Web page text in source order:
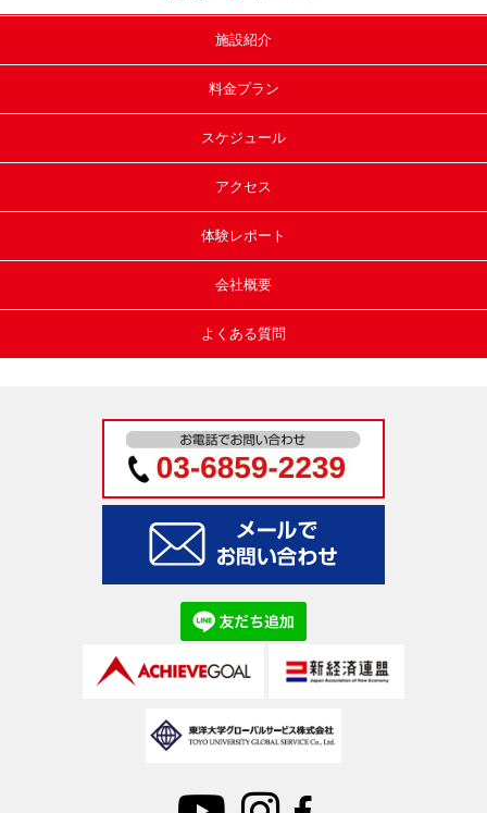
施設紹介
料金プラン
スケジュール
アクセス
体験レポート
会社概要
よくある質問